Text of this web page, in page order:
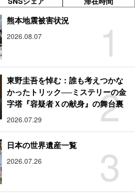
1
熊本地震被害状況
2026.08.07
2
東野圭吾を悼む：誰も考えつかな
かったトリック──ミステリーの金
字塔『容疑者Ｘの献身』の舞台裏
2026.07.29
3
日本の世界遺産一覧
2026.07.26